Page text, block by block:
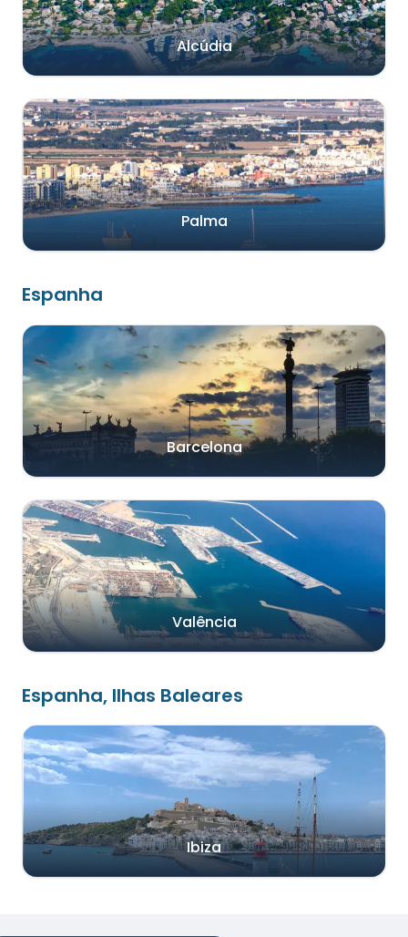
Alcúdia
Palma
Espanha
Barcelona
Valência
Espanha, Ilhas Baleares
Ibiza